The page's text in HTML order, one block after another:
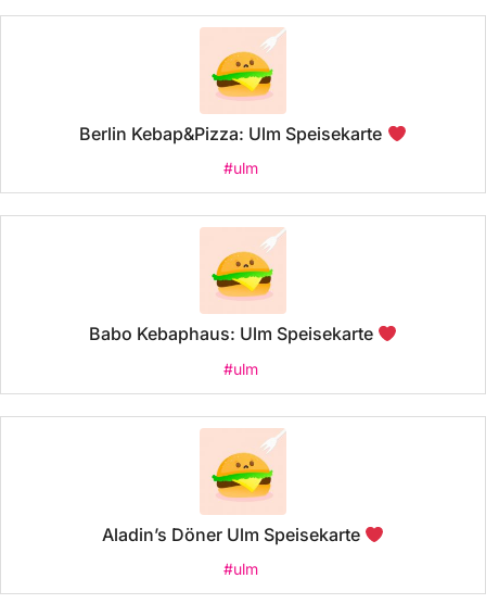
Berlin Kebap&Pizza: Ulm Speisekarte
#ulm
Babo Kebaphaus: Ulm Speisekarte
#ulm
Aladin’s Döner Ulm Speisekarte
#ulm